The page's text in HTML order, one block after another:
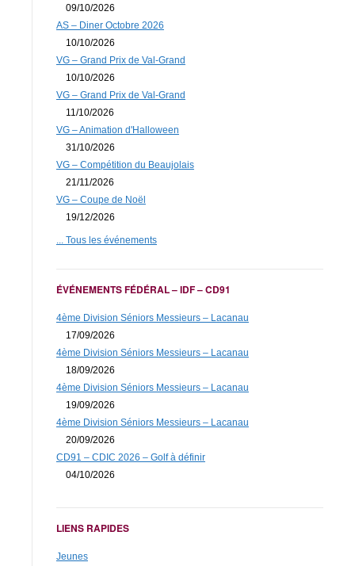
09/10/2026
AS – Diner Octobre 2026
10/10/2026
VG – Grand Prix de Val-Grand
10/10/2026
VG – Grand Prix de Val-Grand
11/10/2026
VG – Animation d'Halloween
31/10/2026
VG – Compétition du Beaujolais
21/11/2026
VG – Coupe de Noël
19/12/2026
... Tous les événements
ÉVÉNEMENTS FÉDÉRAL – IDF – CD91
4ème Division Séniors Messieurs – Lacanau
17/09/2026
4ème Division Séniors Messieurs – Lacanau
18/09/2026
4ème Division Séniors Messieurs – Lacanau
19/09/2026
4ème Division Séniors Messieurs – Lacanau
20/09/2026
CD91 – CDIC 2026 – Golf à définir
04/10/2026
LIENS RAPIDES
Jeunes